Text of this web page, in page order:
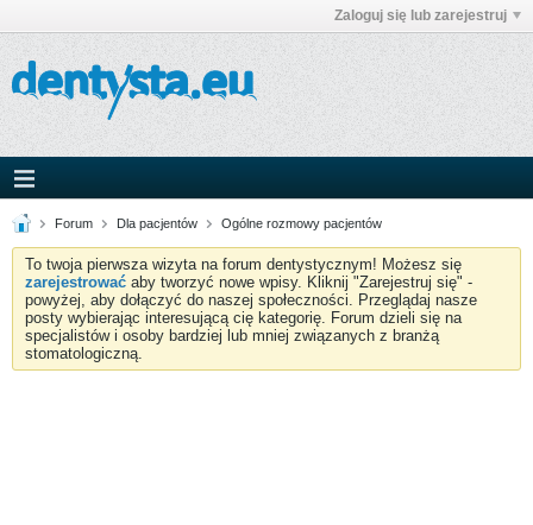
Zaloguj się lub zarejestruj
Forum Dla pacjentów Ogólne rozmowy pacjentów
To twoja pierwsza wizyta na forum dentystycznym! Możesz się
zarejestrować aby tworzyć nowe wpisy. Kliknij "Zarejestruj się" -
powyżej, aby dołączyć do naszej społeczności. Przeglądaj nasze
posty wybierając interesującą cię kategorię. Forum dzieli się na
specjalistów i osoby bardziej lub mniej związanych z branżą
stomatologiczną.